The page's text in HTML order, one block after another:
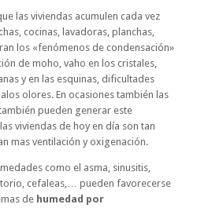
las viviendas acumulen cada vez
cocinas, lavadoras, planchas,
los «fenómenos de condensación»
de moho, vaho en los cristales,
y en las esquinas, dificultades
olores. En ocasiones también las
pueden generar este
viviendas de hoy en día son tan
mas ventilación y oxigenación.
como el asma, sinusitis,
cefaleas,… pueden favorecerse
de humedad por